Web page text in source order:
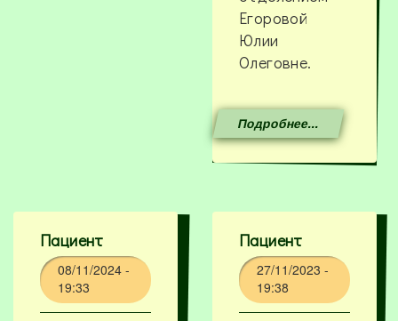
Егоровой
Юлии
Олеговне.
Подробнее...
Пациент
08/11/2024 -
19:33
Пациент
27/11/2023 -
19:38